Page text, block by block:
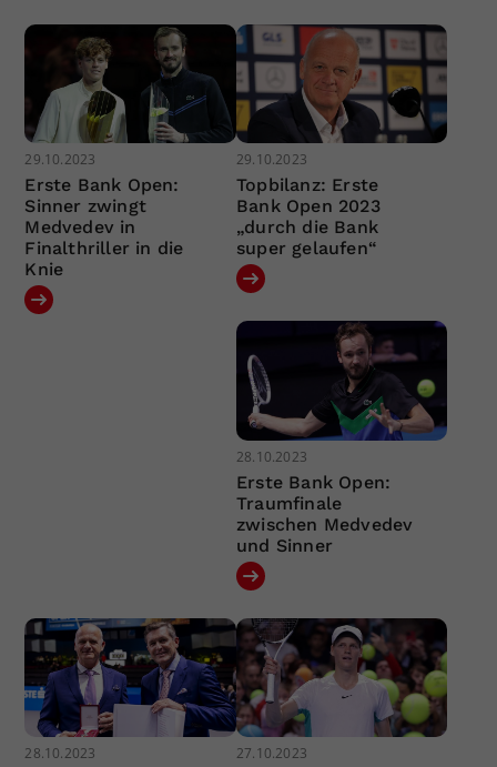
29.10.2023
Erste Bank Open:
Sinner zwingt
Medvedev in
Finalthriller in die
Knie
29.10.2023
Topbilanz: Erste
Bank Open 2023
„durch die Bank
super gelaufen“
28.10.2023
Erste Bank Open:
Traumfinale
zwischen Medvedev
und Sinner
28.10.2023 27.10.2023